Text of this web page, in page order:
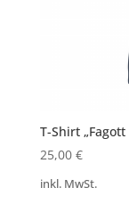
T-Shirt
25,00 €
inkl. MwSt.